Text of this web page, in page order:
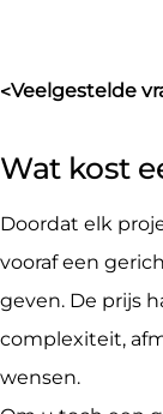
> veelgestelde
Wat kost
Doordat elk
vooraf een
geven. De prijs
complexiteit,
wensen.